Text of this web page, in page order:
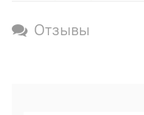
Отзывы